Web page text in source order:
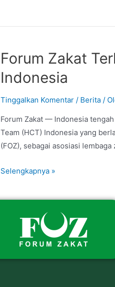
Forum Zakat
Indonesia
Tinggalkan Komentar / Berita /
Forum Zakat — Indonesia
Team (HCT) Indonesia yang
(FOZ), sebagai asosiasi
Selengkapnya »